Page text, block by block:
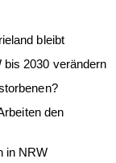
bleibt
2030 verändern
den
in NRW